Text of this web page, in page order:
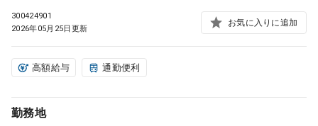
非常勤検索 アルバイト
300424901
2026年05月25日更新
お気に入りに追加
高額給与 通勤便利
勤務地